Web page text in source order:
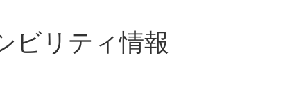
ビリティ情報